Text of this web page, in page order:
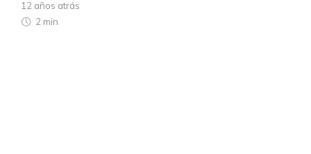
12 años atrás
2 min